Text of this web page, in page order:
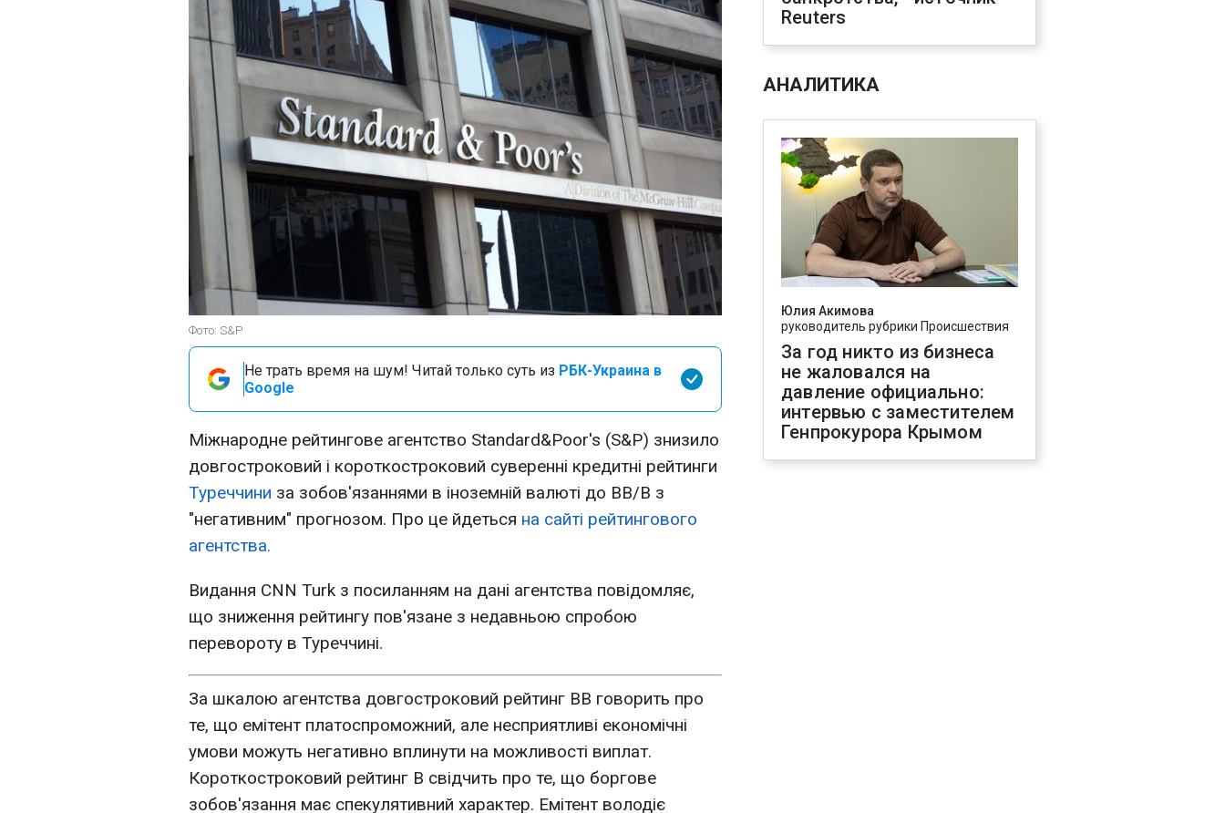
Фото: S&P
Не трать время на шум! Читай только суть из РБК-Украина в
Google
Міжнародне рейтингове агентство Standard&Poor's (S&P) знизило
довгостроковий і короткостроковий суверенні кредитні рейтинги
Туреччини за зобов'язаннями в іноземній валюті до ВВ/В з
"негативним" прогнозом. Про це йдеться на сайті рейтингового
агентства.
Видання CNN Turk з посиланням на дані агентства повідомляє,
що зниження рейтингу пов'язане з недавньою спробою
перевороту в Туреччині.
За шкалою агентства довгостроковий рейтинг ВВ говорить про
те, що емітент платоспроможний, але несприятливі економічні
умови можуть негативно вплинути на можливості виплат.
Короткостроковий рейтинг В свідчить про те, що боргове
зобов'язання має спекулятивний характер. Емітент володіє
Reuters
АНАЛИТИКА
Юлия Акимова
руководитель рубрики Происшествия
За год никто из бизнеса
не жаловался на
давление официально:
интервью с заместителем
Генпрокурора Крымом